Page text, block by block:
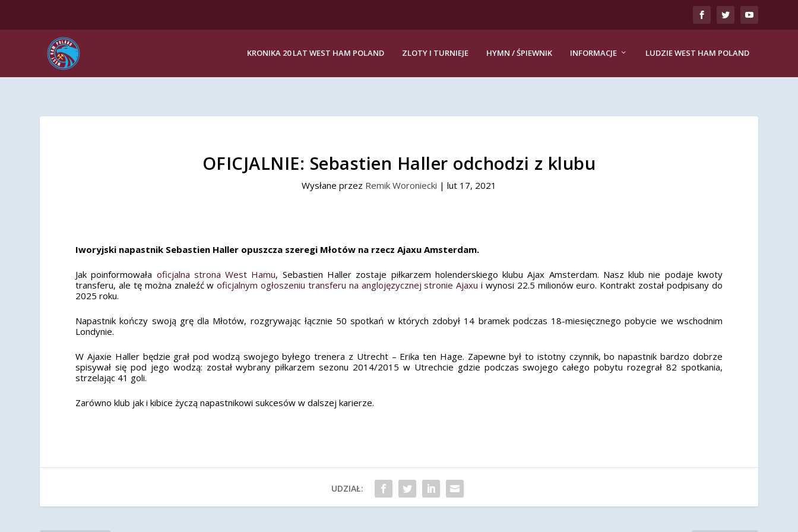
KRONIKA 20 LAT WEST HAM POLAND ZLOTY I TURNIEJE HYMN / ŚPIEWNIK INFORMACJE LUDZIE WEST HAM POLAND
OFICJALNIE: Sebastien Haller odchodzi z klubu
Wysłane przez Remik Woroniecki | lut 17, 2021
Iworyjski napastnik Sebastien Haller opuszcza szeregi Młotów na rzecz Ajaxu Amsterdam.
Jak poinformowała oficjalna strona West Hamu, Sebastien Haller zostaje piłkarzem holenderskiego klubu Ajax Amsterdam. Nasz klub nie podaje kwoty
transferu, ale tę można znaleźć woficjalnym ogłoszeniu transferu na anglojęzycznej stronie Ajaxu i wynosi 22.5 milionów euro. Kontrakt został podpisany do
2025 roku.
Napastnik kończy swoją grę dla Młotów, rozgrywając łącznie 50 spotkań w których zdobył 14 bramek podczas 18-miesięcznego pobycie we wschodnim
Londynie.
W Ajaxie Haller będzie grał pod wodzą swojego byłego trenera z Utrecht – Erika ten Hage. Zapewne był to istotny czynnik, bo napastnik bardzo dobrze
spisywał się pod jego wodzą: został wybrany piłkarzem sezonu 2014/2015 w Utrechcie gdzie podczas swojego całego pobytu rozegrał 82 spotkania,
strzelając 41 goli.
Zarówno klub jak i kibice życzą napastnikowi sukcesów w dalszej karierze.
UDZIAŁ: